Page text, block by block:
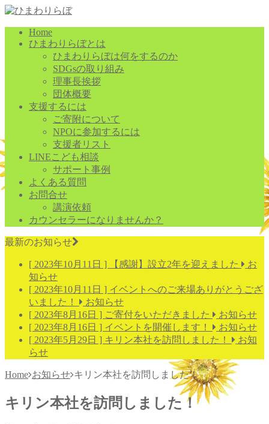
Home
ひまわりらぼとは
ひまわりらぼは何をするのか
SDGsの取り組み
理事長挨拶
団体概要
支援するには
ご寄附について
NPOに参加するには
支援者リスト
LINEこども相談
サポート事例
よくある質問
お問合せ
講演依頼
カウンセラーになりませんか？
最新のお知らせ
[ 2023年10月11日 ] 【感謝】設立2年を迎えました
お
知らせ
[ 2023年10月11日 ] イベントへのご来場ありがとうござ
いました！
お知らせ
[ 2023年8月16日 ] ご寄付をいただきました
お知らせ
[ 2023年8月16日 ] イベントを開催します！
お知らせ
[ 2023年5月29日 ] キリン本社を訪問しました！
お知
らせ
Home お知らせ キリン本社を訪問しました！
キリン本社を訪問しました！